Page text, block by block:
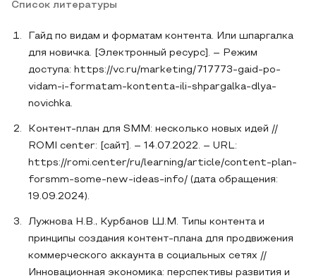
Список литературы
Гайд по видам и форматам контента. Или шпаргалка
для новичка. [Электронный ресурс]. – Режим
доступа: https://vc.ru/marketing/717773-gaid-po-
vidam-i-formatam-kontenta-ili-shpargalka-dlya-
novichka.
Контент-план для SMM: несколько новых идей //
ROMI center: [сайт]. – 14.07.2022. – URL:
https://romi.center/ru/learning/article/content-plan-
forsmm-some-new-ideas-info/ (дата обращения:
19.09.2024).
Лужнова Н.В., Курбанов Ш.М. Типы контента и
принципы создания контент-плана для продвижения
коммерческого аккаунта в социальных сетях //
Инновационная экономика: перспективы развития и